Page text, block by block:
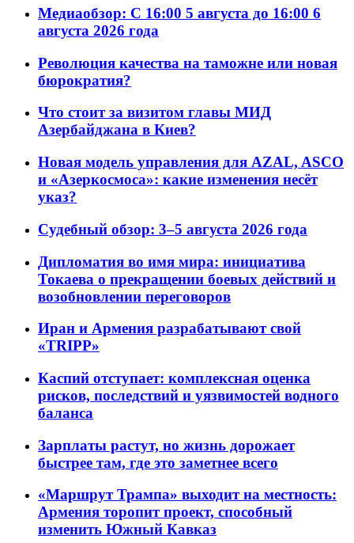
Медиаобзор: С 16:00 5 августа до 16:00 6
августа 2026 года
Революция качества на таможне или новая
бюрократия?
Что стоит за визитом главы МИД
Азербайджана в Киев?
Новая модель управления для AZAL, ASCO
и «Азеркосмоса»: какие изменения несёт
указ?
Судебный обзор: 3–5 августа 2026 года
Дипломатия во имя мира: инициатива
Токаева о прекращении боевых действий и
возобновлении переговоров
Иран и Армения разрабатывают свой
«TRIPP»
Каспий отступает: комплексная оценка
рисков, последствий и уязвимостей водного
баланса
Зарплаты растут, но жизнь дорожает
быстрее там, где это заметнее всего
«Маршрут Трампа» выходит на местность:
Армения торопит проект, способный
изменить Южный Кавказ